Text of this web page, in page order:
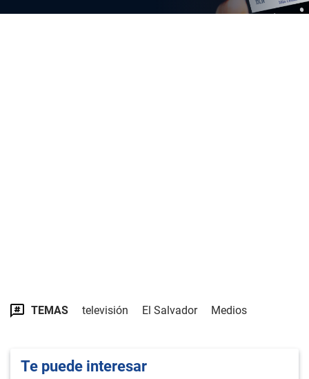
TEMAS televisión El Salvador Medios
Te puede interesar